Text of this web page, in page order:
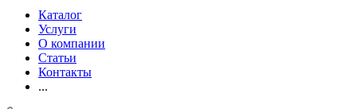
Каталог
Услуги
О компании
Статьи
Контакты
...